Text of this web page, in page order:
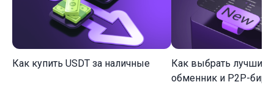
Как купить USDT за наличные
Как выбрать лучший
обменник и P2P-